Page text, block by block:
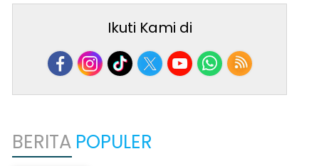
Ikuti Kami di
BERITA POPULER